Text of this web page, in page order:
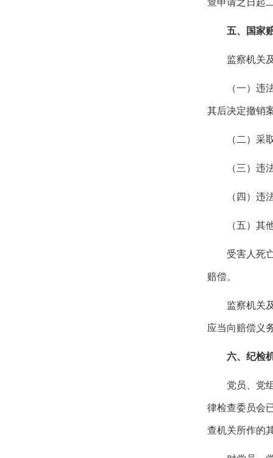
查申请之日起
五、国家
监察机关
（一）
其后决定撤销
（二）采
（三）违
（四）违
（五）其
受害人死
赔偿。
监察机关
应当向赔偿义
六、纪检
党员、党
律检查委员会
查机关所作的